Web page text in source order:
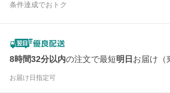
条件達成でおトク
8時間32分以内の注文で最短明日 お届け（
お届け日指定可